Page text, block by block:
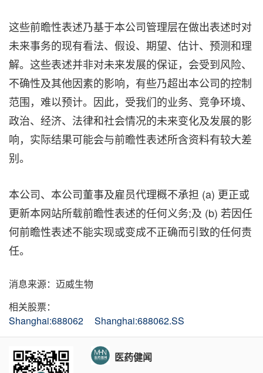
这些前瞻性表述乃基于本公司管理层在做出表述时对
未来事务的现有看法、假设、期望、估计、预测和理
解。这些表述并非对未来发展的保证，会受到风险、
不确性及其他因素的影响，有些乃超出本公司的控制
范围，难以预计。因此，受我们的业务、竞争环境、
政治、经济、法律和社会情况的未来变化及发展的影
响，实际结果可能会与前瞻性表述所含资料有较大差
别。
本公司、本公司董事及雇员代理概不承担 (a) 更正或
更新本网站所载前瞻性表述的任何义务;及 (b) 若因任
何前瞻性表述不能实现或变成不正确而引致的任何责
任。
消息来源：迈威生物
相关股票：
Shanghai:688062
Shanghai:688062.SS
医药健闻